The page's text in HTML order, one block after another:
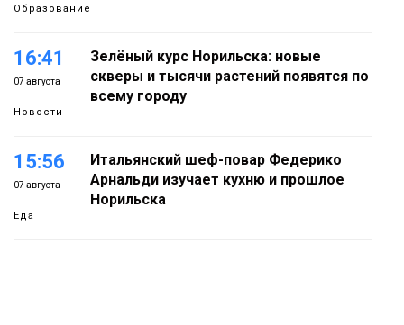
Образование
16:41
07 августа
Новости
Зелёный курс Норильска: новые
скверы и тысячи растений появятся по
всему городу
15:56
07 августа
Еда
Итальянский шеф-повар Федерико
Арнальди изучает кухню и прошлое
Норильска